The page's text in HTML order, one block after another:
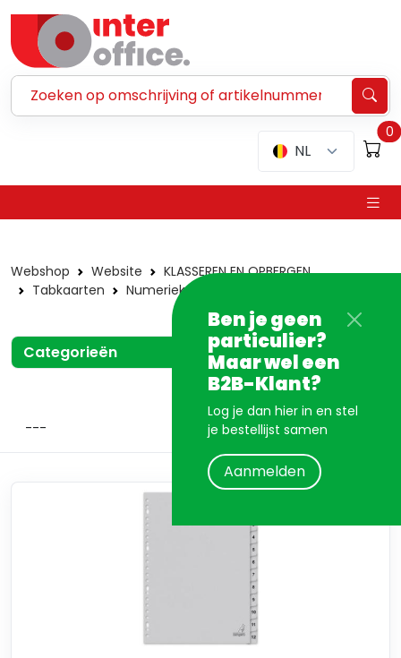
NL
0
Ben je geen
particulier?
Maar wel een
B2B-Klant?
Log je dan hier in en stel
je bestellijst samen
Aanmelden
Webshop Website
KLASSEREN EN OPBERGEN
Tabkaarten
Numerieke tabkaarten
Categorieën